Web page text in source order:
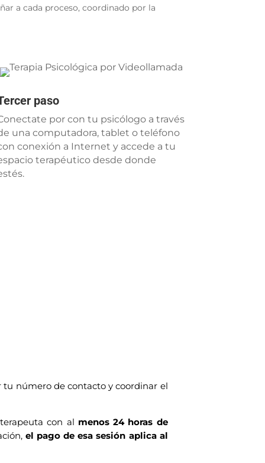
a cada proceso, coordinado por la
paso
por con tu psicólogo a través
una computadora, tablet o teléfono
conexión a Internet y accede a tu
terapéutico desde donde
número de contacto y coordinar el
con al menos 24 horas de
el pago de esa sesión aplica al